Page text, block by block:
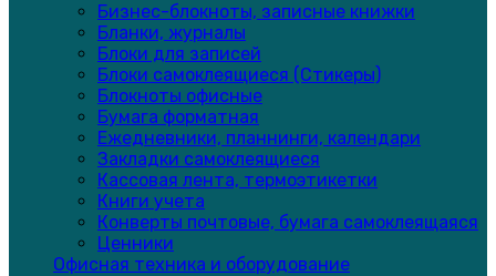
Бизнес-блокноты, записные книжки
Бланки, журналы
Блоки для записей
Блоки самоклеящиеся (Стикеры)
Блокноты офисные
Бумага форматная
Ежедневники, планнинги, календари
Закладки самоклеящиеся
Кассовая лента, термоэтикетки
Книги учета
Конверты почтовые, бумага самоклеящаяся
Ценники
Офисная техника и оборудование